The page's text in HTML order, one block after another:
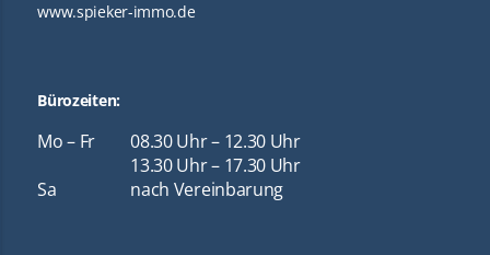
www.spieker-immo.de
Bürozeiten:
Mo – Fr
08.30 Uhr – 12.30 Uhr
13.30 Uhr – 17.30 Uhr
Sa
nach Vereinbarung